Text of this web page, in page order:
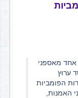
אחד מאספני
ערוץ
הפומביות
האמנות,